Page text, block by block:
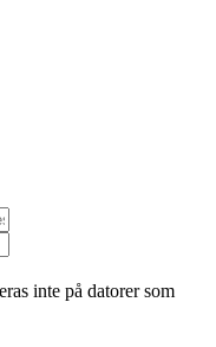
inte på datorer som